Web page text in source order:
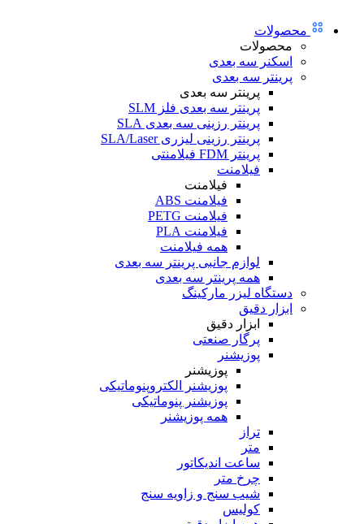
محصولات
محصولات
اسکنر سه بعدی
پرینتر سه بعدی
پرینتر سه بعدی
پرینتر سه بعدی فلز SLM
پرینتر رزینی سه بعدی SLA
پرینتر رزینی لیزری SLA/Laser
پرینتر FDM فیلامنتی
فیلامنت
فیلامنت
فیلامنت ABS
فیلامنت PETG
فیلامنت PLA
همه فیلامنت
لوازم جانبی پرینتر سه بعدی
همه پرینتر سه بعدی
دستگاه لیزر مارکینگ
ابزار دقیق
ابزار دقیق
پرگار صنعتی
پوزیشنر
پوزیشنر
پوزیشنر الکتروپنوماتیکی
پوزیشنر پنوماتیکی
همه پوزیشنر
تراز
متر
ساعت اندیکاتور
چرخ متر
شیب سنج و زاویه سنج
کولیس